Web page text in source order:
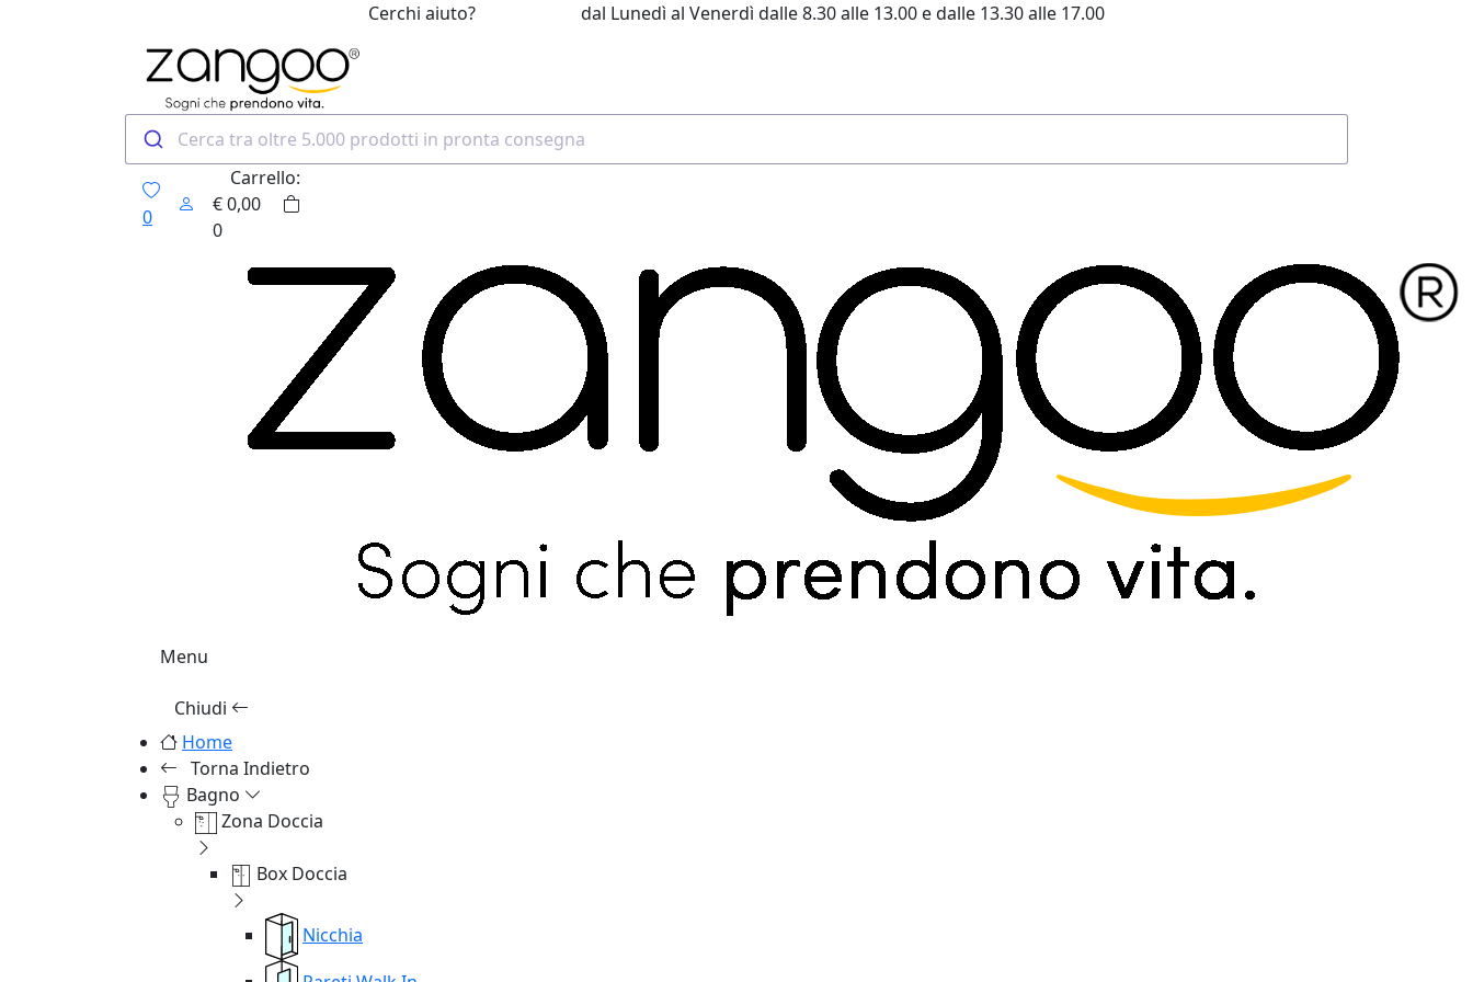
Cerchi aiuto? dal Lunedì al Venerdì dalle 8.30 alle 13.00 e dalle 13.30 alle 17.00
0
Carrello:
€0,00
0
Menu
Chiudi
Home
Torna Indietro
Bagno
Zona Doccia
Box Doccia
Nicchia